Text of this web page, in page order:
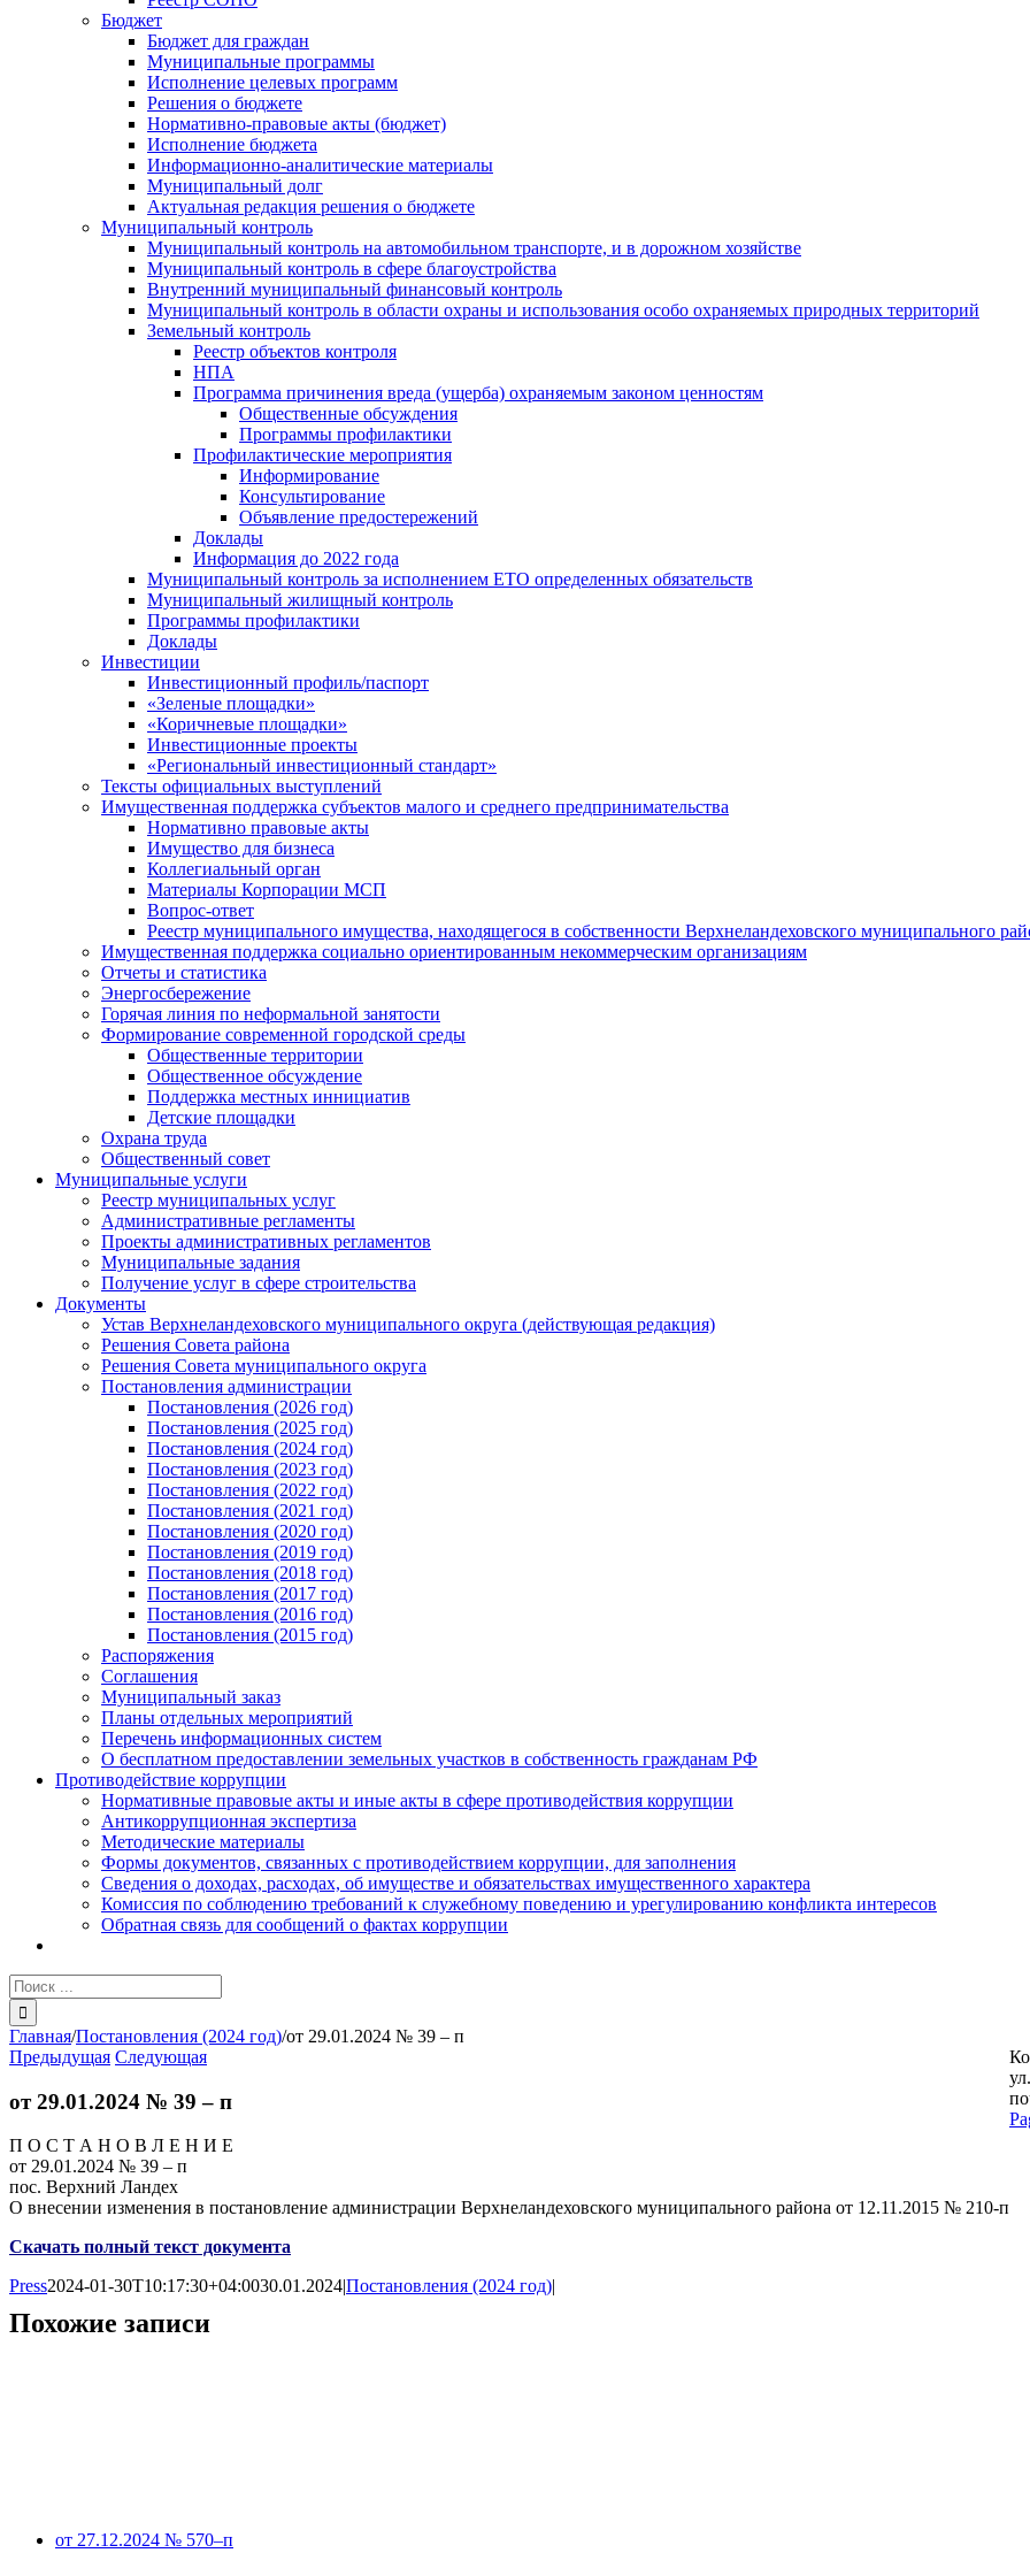
Бюджет
Бюджет для граждан
Муниципальные программы
Исполнение целевых программ
Решения о бюджете
Нормативно-правовые акты (бюджет)
Исполнение бюджета
Информационно-аналитические материалы
Муниципальный долг
Актуальная редакция решения о бюджете
Муниципальный контроль
Муниципальный контроль на автомобильном транспорте, и в дорожном хозяйстве
Муниципальный контроль в сфере благоустройства
Внутренний муниципальный финансовый контроль
Муниципальный контроль в области охраны и использования особо охраняемых природных территорий
Земельный контроль
Реестр объектов контроля
НПА
Программа причинения вреда (ущерба) охраняемым законом ценностям
Общественные обсуждения
Программы профилактики
Профилактические мероприятия
Информирование
Консультирование
Объявление предостережений
Доклады
Информация до 2022 года
Муниципальный контроль за исполнением ЕТО определенных обязательств
Муниципальный жилищный контроль
Программы профилактики
Доклады
Инвестиции
Инвестиционный профиль/паспорт
«Зеленые площадки»
«Коричневые площадки»
Инвестиционные проекты
«Региональный инвестиционный стандарт»
Тексты официальных выступлений
Имущественная поддержка субъектов малого и среднего предпринимательства
Нормативно правовые акты
Имущество для бизнеса
Коллегиальный орган
Материалы Корпорации МСП
Вопрос-ответ
Реестр муниципального имущества, находящегося в собственности Верхнеландеховского муниципального
Имущественная поддержка социально ориентированным некоммерческим организациям
Отчеты и статистика
Энергосбережение
Горячая линия по неформальной занятости
Формирование современной городской среды
Общественные территории
Общественное обсуждение
Поддержка местных иннициатив
Детские площадки
Охрана труда
Общественный совет
Муниципальные услуги
Реестр муниципальных услуг
Административные регламенты
Проекты административных регламентов
Муниципальные задания
Получение услуг в сфере строительства
Документы
Устав Верхнеландеховского муниципального округа (действующая редакция)
Решения Совета района
Решения Совета муниципального округа
Постановления администрации
Постановления (2026 год)
Постановления (2025 год)
Постановления (2024 год)
Постановления (2023 год)
Постановления (2022 год)
Постановления (2021 год)
Постановления (2020 год)
Постановления (2019 год)
Постановления (2018 год)
Постановления (2017 год)
Постановления (2016 год)
Постановления (2015 год)
Распоряжения
Соглашения
Муниципальный заказ
Планы отдельных мероприятий
Перечень информационных систем
О бесплатном предоставлении земельных участков в собственность гражданам РФ
Противодействие коррупции
Нормативные правовые акты и иные акты в сфере противодействия коррупции
Антикоррупционная экспертиза
Методические материалы
Формы документов, связанных с противодействием коррупции, для заполнения
Сведения о доходах, расходах, об имуществе и обязательствах имущественного характера
Комиссия по соблюдению требований к служебному поведению и урегулированию конфликта интересов
Обратная связь для сообщений о фактах коррупции
Результат
поиска:
Главная/Постановления (2024 год)/от 29.01.2024 № 39 – п
Предыдущая Следующая
от 29.01.2024 № 39 – п
П О С Т А Н О В Л Е Н И Е
от 29.01.2024 № 39 – п
пос. Верхний Ландех
О внесении изменения в постановление администрации Верхнеландеховского муниципального района от 12.11.2015 № 210-п
Скачать полный текст документа
Press2024-01-30T10:17:30+04:0030.01.2024|Постановления (2024 год)|
Похожие записи
от 27.12.2024 № 570–п